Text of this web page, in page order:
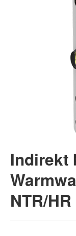
Indirekt
NTR/HR